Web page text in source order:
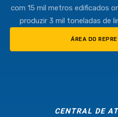
com 15 mil metros edificados
produzir 3 mil toneladas de
ÁREA DO
CENTRAL DE